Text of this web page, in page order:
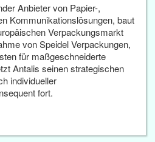
Anbieter von Papier-,
Kommunikationslösungen, baut
Verpackungsmarkt
von Speidel Verpackungen,
für maßgeschneiderte
Antalis seinen strategischen
individueller
fort.